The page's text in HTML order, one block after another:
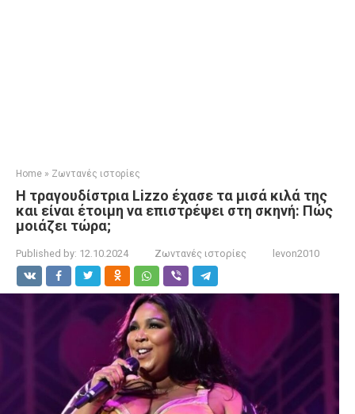
Home » Ζωντανές ιστορίες
Η τραγουδίστρια Lizzo έχασε τα μισά κιλά της
και είναι έτοιμη να επιστρέψει στη σκηνή: Πώς
μοιάζει τώρα;
Published by: 12.10.2024 Ζωντανές ιστορίες levon2010